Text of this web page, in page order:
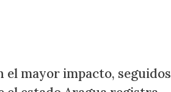
el mayor impacto, seguidos